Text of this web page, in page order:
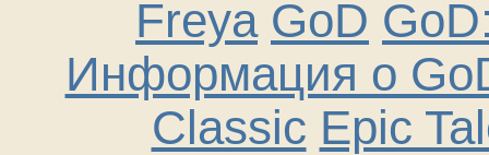
Freya GoD
Информация о
Classic Epic